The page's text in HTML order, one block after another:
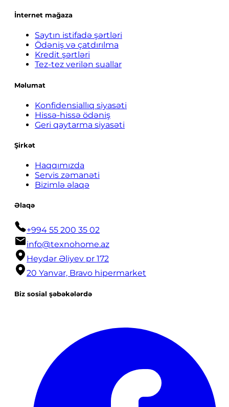
İnternet mağaza
Saytın istifadə şərtləri
Ödəniş və çatdırılma
Kredit şərtləri
Tez-tez verilən suallar
Məlumat
Konfidensiallıq siyasəti
Hissə-hissə ödəniş
Geri qaytarma siyasəti
Şirkət
Haqqımızda
Servis zəmanəti
Bizimlə əlaqə
Əlaqə
+994 55 200 35 02
info@texnohome.az
Heydər Əliyev pr 172
20 Yanvar, Bravo hipermarket
Biz sosial şəbəkələrdə